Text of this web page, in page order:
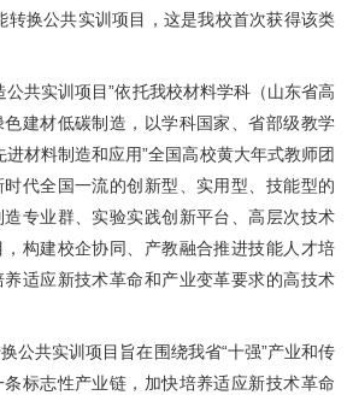
转换公共实训项目，这是我校首次获得该类
公共实训项目”依托我校材料学科（山东省高
建材低碳制造，以学科国家、省部级教学
材料制造和应用”全国高校黄大年式教师团
代全国一流的创新型、实用型、技能型的
专业群、实验实践创新平台、高层次技术
构建校企协同、产教融合推进技能人才培
适应新技术革命和产业变革要求的高技术
公共实训项目旨在围绕我省“十强”产业和传
标志性产业链，加快培养适应新技术革命